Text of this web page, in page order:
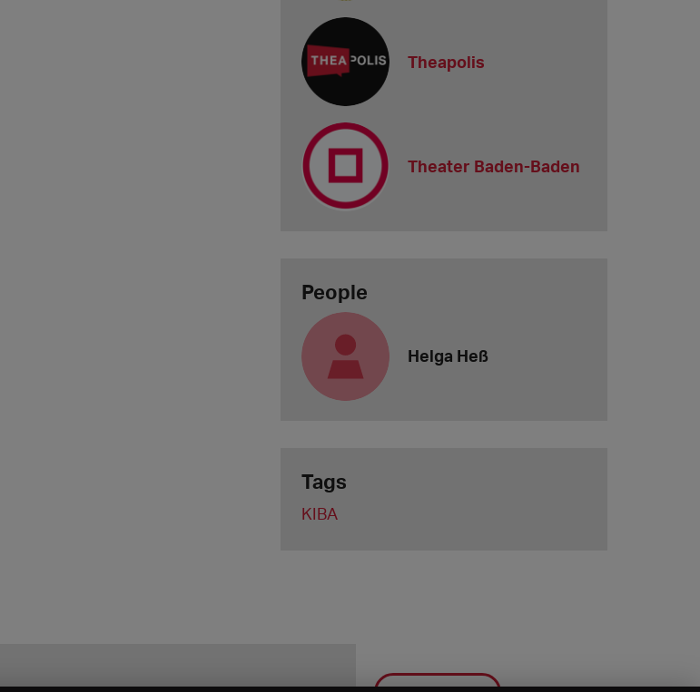
Theapolis
Theater Baden-Baden
People
Helga Heß
Tags
KIBA